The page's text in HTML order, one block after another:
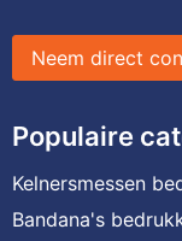
Neem direct
Populaire
Kelnersmessen
Bandana's